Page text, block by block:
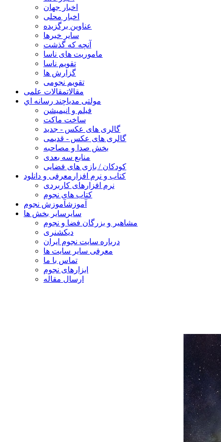
اخبار جهان
اخبار محلی
عناوین برگزیده
سایر خبرها
آنچه که گذشت
ماموریت های ناسا
تقویم ناسا
گزارش ها
تقویم نجومی
مقالاتمقالات علمی
مولتی مدیاچند رسانه اي
فیلم و انیمیشن
ساخت ماکت
گالری های عکس - جدید
گالری های عکس - قدیمی
بخش صدا و مصاحبه
منابع سه بعدی
کودکان / بازی های فضایی
کتاب و نرم افزار معرفی و دانلود
نرم افزارهای کاربردی
کتاب های نجوم
آموزشآموزش نجوم
سایر سایر بخش ها
مشاهیر و بزرگان فضا و نجوم
دیکشنری
درباره سایت نجوم ایران
معرفی سایر سایت ها
تماس با ما
ابزارهای نجوم
ارسال مقاله